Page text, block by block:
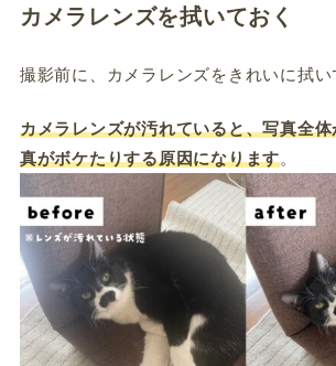
カメラレンズを拭いておく
撮影前に、カメラレンズをきれいに拭い
カメラレンズが汚れていると、写真全
真がボケたりする原因になります。